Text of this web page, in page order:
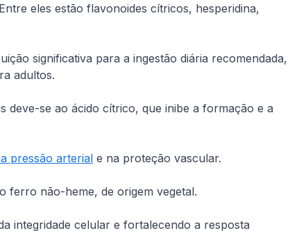
eles estão flavonoides cítricos, hesperidina,
significativa para a ingestão diária recomendada,
adultos.
deve-se ao ácido cítrico, que inibe a formação e a
pressão arterial e na proteção vascular.
ferro não-heme, de origem vegetal.
integridade celular e fortalecendo a resposta